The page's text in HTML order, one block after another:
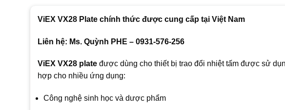
ViEX VX28 Plate chính thức được cung cấp tại Việt Nam
Liên hệ: Ms. Quỳnh PHE – 0931-576-256
ViEX VX28 plate được dùng cho thiết bị trao đổi nhiệt tấm được sử
hợp cho nhiều ứng dụng:
Công nghệ sinh học và dược phẩm